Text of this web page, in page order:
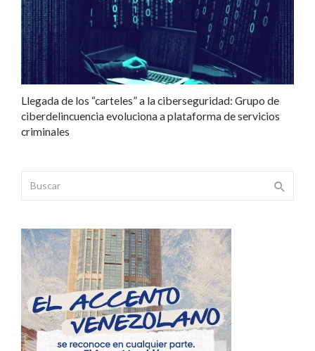
Llegada de los “carteles” a la ciberseguridad: Grupo de
ciberdelincuencia evoluciona a plataforma de servicios
criminales